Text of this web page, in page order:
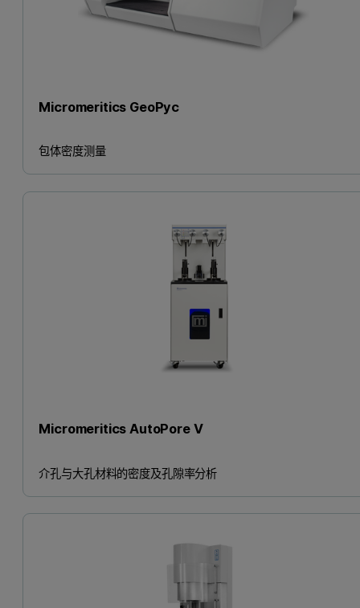
Micromeritics GeoPyc
包体密度测量
Micromeritics AutoPore V
介孔与大孔材料的密度及孔隙率分析